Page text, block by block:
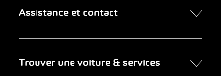
Assistance et contact
Trouver une voiture & services